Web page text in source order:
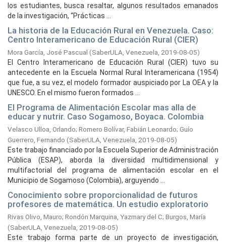
los estudiantes, busca resaltar, algunos resultados emanados
de la investigación, “Prácticas ...
La historia de la Educación Rural en Venezuela. Caso:
Centro Interamericano de Educación Rural (CIER)
Mora García, José Pascual (SaberULA, Venezuela, 2019-08-05)
El Centro Interamericano de Educación Rural (CIER) tuvo su
antecedente en la Escuela Normal Rural Interamericana (1954)
que fue, a su vez, el modelo formador auspiciado por La OEA y la
UNESCO. En el mismo fueron formados ...
El Programa de Alimentación Escolar mas alla de
educar y nutrir. Caso Sogamoso, Boyaca. Colombia
Velasco Ulloa, Orlando; Romero Bolívar, Fabián Leonardo; Guío
Guerrero, Fernando (SaberULA, Venezuela, 2019-08-05)
Este trabajo financiado por la Escuela Superior de Administración
Pública (ESAP), aborda la diversidad multidimensional y
multifactorial del programa de alimentación escolar en el
Municipio de Sogamoso (Colombia), arguyendo ...
Conocimiento sobre proporcionalidad de futuros
profesores de matemática. Un estudio exploratorio
Rivas Olivo, Mauro; Rondón Marquina, Yazmary del C; Burgos, María
(SaberULA, Venezuela, 2019-08-05)
Este trabajo forma parte de un proyecto de investigación,